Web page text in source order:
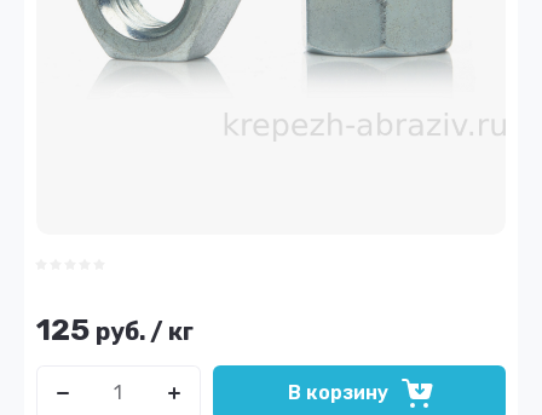
125 руб. / кг
В корзину